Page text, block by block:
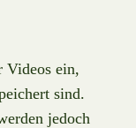
Videos ein,
sind.
jedoch